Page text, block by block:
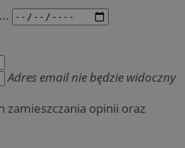
Adres email nie będzie widoczny
zamieszczania opinii oraz